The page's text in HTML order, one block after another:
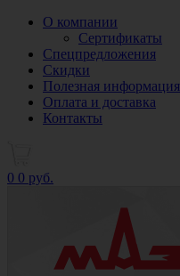
О компании
Сертификаты
Спецпредложения
Скидки
Полезная информация
Оплата и доставка
Контакты
0 0 руб.